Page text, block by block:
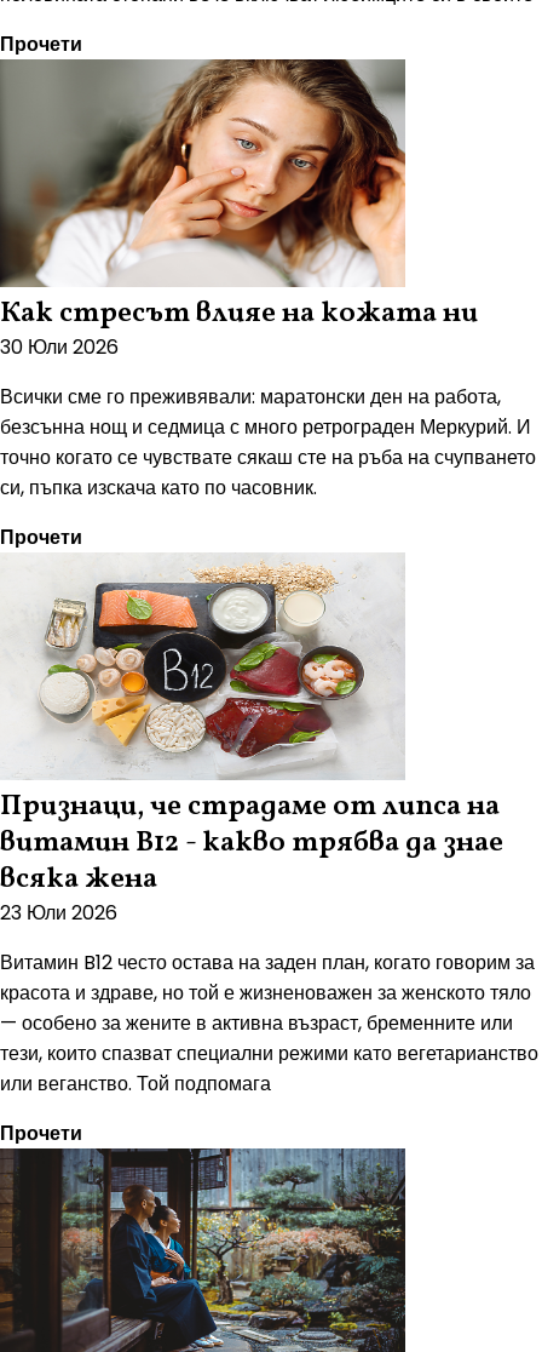
Прочети
Как стресът влияе на кожата ни
30 Юли 2026
Всички сме го преживявали: маратонски ден на работа,
безсънна нощ и седмица с много ретрограден Меркурий. И
точно когато се чувствате сякаш сте на ръба на счупването
си, пъпка изскача като по часовник.
Прочети
Признаци, че страдаме от липса на
витамин B12 - какво трябва да знае
всяка жена
23 Юли 2026
Витамин B12 често остава на заден план, когато говорим за
красота и здраве, но той е жизненоважен за женското тяло
— особено за жените в активна възраст, бременните или
тези, които спазват специални режими като вегетарианство
или веганство. Той подпомага
Прочети